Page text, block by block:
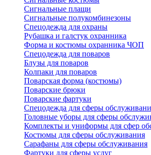
Сигнальные плащи
Сигнальные полукомбинезоны
Спецодежда для охраны
Рубашка и галстук охранника
Форма и костюмы охранника ЧОП
Спецодежда для поваров
Блузы для поваров
Колпаки для поваров
Поварская форма (костюмы)
Поварские брюки
Поварские фартуки
Спецодежда для сферы
Головные уборы для сферы
Комплекты и униформы для сфер
Костюмы для сферы обслуживания
Сарафаны для сферы обслуживания
Фартуки для сферы услуг